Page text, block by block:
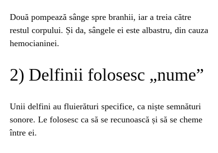
Două pompează sânge spre branhii, iar a treia către
restul corpului. Și da, sângele ei este albastru, din cauza
hemocianinei.
2) Delfinii folosesc „nume”
Unii delfini au fluierături specifice, ca niște semnături
sonore. Le folosesc ca să se recunoască și să se cheme
între ei.
BLOG
Espressor paduri Senseo blocat?Afla cum îl
poti debloca